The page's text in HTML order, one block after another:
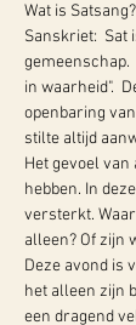
Wat is
Sanskriet:  Sat
gemeenschap.
in waarheid".
openbaring
stilte altijd
Het gevoel
hebben. In
versterkt.
alleen? Of zijn
Deze avond is
het alleen zijn
een dragend